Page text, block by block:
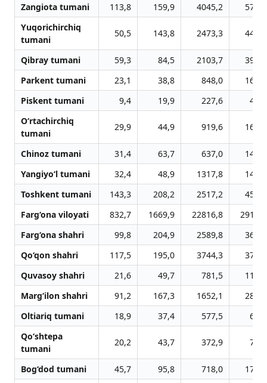
Zangiota tumani 113,8 159,9 4045,2
575,9
Yuqorichirchiq
tumani
50,5 143,8 2473,3 445,1
Qibray tumani 59,3 84,5 2103,7
393,8
Parkent tumani
23,1 38,8 848,0
162,0
Piskent tumani
9,4 19,9 227,6
43,8
O‘rtachirchiq
tumani
29,9 44,9 919,6 166,1
Chinoz tumani 31,4 63,7 637,0
146,9
Yangiyo‘l tumani
32,4 48,9 1317,8
142,1
Toshkent tumani
143,3 208,2 2517,2
453,7
Farg‘ona viloyati
832,7 1669,9 22816,8
2910,4
Farg‘ona shahri
99,8 204,9 2589,8
366,1
Qo‘qon shahri
117,5 195,0 3744,3
370,4
Quvasoy shahri
21,6 49,7 781,5
110,9
Marg‘ilon shahri
91,2 167,3 1652,1
284,0
Oltiariq tumani
18,9 37,4 577,5
60,8
Qo‘shtepa
tumani
20,2 43,7 372,9 71,3
Bog‘dod tumani 45,7 95,8 718,0
170,7